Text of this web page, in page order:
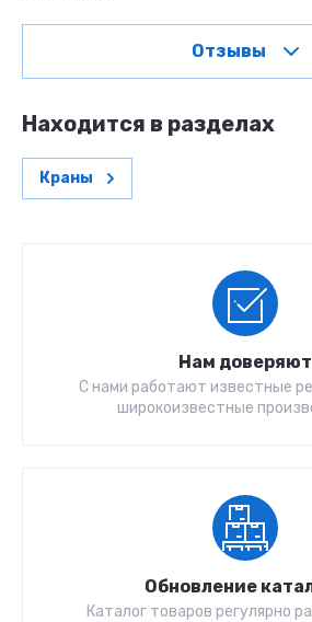
Отзывы
Находится в разделах
Краны
Нам доверяют
С нами работают известные
широкоизвестные
Обновление
Каталог товаров регулярно